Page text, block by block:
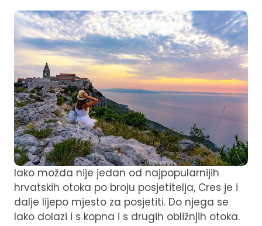
Iako možda nije jedan od najpopularnijih
hrvatskih otoka po broju posjetitelja, Cres je i
dalje lijepo mjesto za posjetiti. Do njega se
lako dolazi i s kopna i s drugih obližnjih otoka.